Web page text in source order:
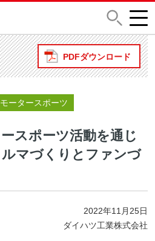
PDFダウンロード
モータースポーツ
スポーツ活動を通じ
マづくりとファンづ
2022年11月25日
ダイハツ工業株式会社